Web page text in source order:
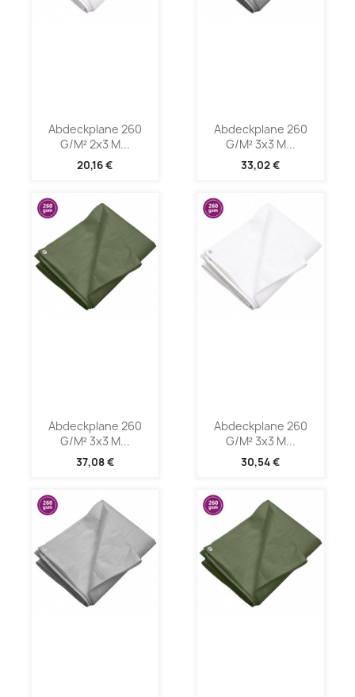
Abdeckplane 260
G/m² 2x3 M...
20,16 €
Abdeckplane 260
G/m² 3x3 M...
33,02 €
Abdeckplane 260
G/m² 3x3 M...
37,08 €
Abdeckplane 260
G/m² 3x3 M...
30,54 €